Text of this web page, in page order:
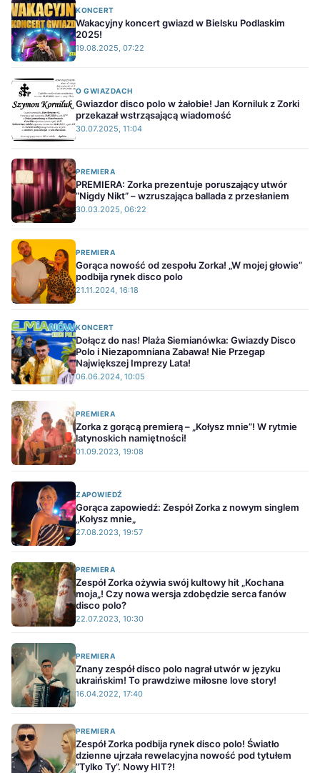
KONCERT
Wakacyjny koncert gwiazd w Bielsku Podlaskim
2025!
19.08.2025, 07:22
O GWIAZDACH
Gwiazdor disco polo w żałobie! Jan Korniluk z Zorki
przekazał wstrząsającą wiadomość
30.07.2025, 11:04
PREMIERA
PREMIERA: Zorka prezentuje poruszający utwór
”Nigdy Nikt” – wzruszająca ballada z przesłaniem
30.03.2025, 06:22
PREMIERA
Gorąca nowość od zespołu Zorka! „W mojej głowie”
podbija rynek disco polo
21.11.2024, 16:18
KONCERT
Dołącz do nas! Plaża Siemianówka: Gwiazdy Disco
Polo i Niezapomniana Zabawa! Nie Przegap
Największej Imprezy Lata!
06.06.2024, 10:05
PREMIERA
Zorka z gorącą premierą – „Kołysz mnie”! W rytmie
latynoskich namiętności!
01.09.2023, 19:08
ZAPOWIEDŹ
Gorąca zapowiedź: Zespół Zorka z nowym singlem
„Kołysz mnie„
27.08.2023, 19:57
PREMIERA
Zespół Zorka ożywia swój kultowy hit „Kochana
moja„! Czy nowa wersja zdobędzie serca fanów
disco polo?
22.07.2023, 10:30
PREMIERA
Znany zespół disco polo nagrał utwór w języku
ukraińskim! To prawdziwe miłosne love story!
16.04.2022, 17:40
PREMIERA
Zespół Zorka podbija rynek disco polo! Światło
dzienne ujrzała rewelacyjna nowość pod tytułem
”Tylko Ty”. Nowy HIT?!